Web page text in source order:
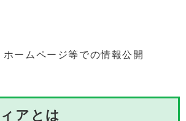
ームページ等での情報公開
アとは